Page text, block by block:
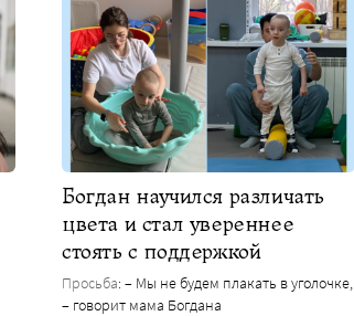
Богдан научился различать
цвета и стал увереннее
стоять с поддержкой
Просьба: – Мы не будем плакать в уголочке,
– говорит мама Богдана